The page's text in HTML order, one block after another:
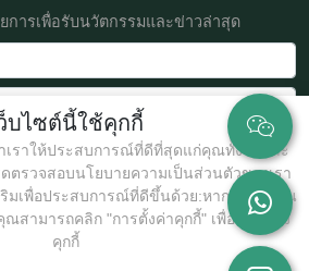
บไซต์นี้ใช้คุกกี้
าเราให้ประสบการณ์ที่ดีที่สุดแก่คุณทั้งในและ
ตรวจสอบนโยบายความเป็นส่วนตัวของเรา
ริมเพื่อประสบการณ์ที่ดีขึ้นด้วย:หากคุณไม่เห็น
สามารถคลิก "การตั้งค่าคุกกี้" เพื่อปรับแต่ง
คุกกี้
การเพื่อรับนวัตกรรมและข่าวล่าสุด